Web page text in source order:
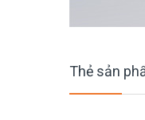
Thẻ sản